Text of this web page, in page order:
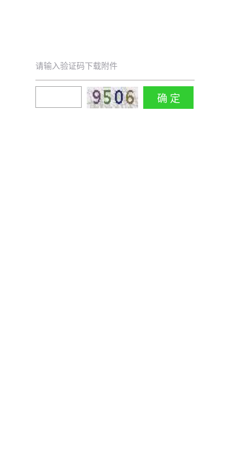
请输入验证码下载附件